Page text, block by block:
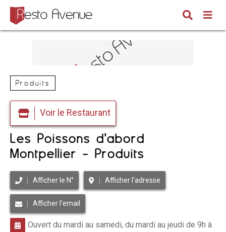
Produits
Voir le Restaurant
Les Poissons d'abord
Montpellier - Produits
Afficher le N° Afficher l'adresse
Afficher l'email
Ouvert du mardi au samedi, du mardi au jeudi de 9h à